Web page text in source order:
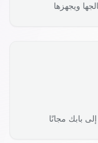
ويجهزها
بابك مجانًا